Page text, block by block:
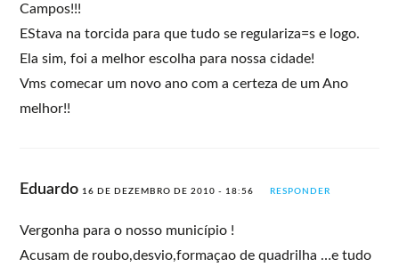
Campos!!!
EStava na torcida para que tudo se regulariza=s e logo.
Ela sim, foi a melhor escolha para nossa cidade!
Vms comecar um novo ano com a certeza de um Ano
melhor!!
Eduardo 16 DE DEZEMBRO DE 2010 - 18:56 RESPONDER
Vergonha para o nosso município !
Acusam de roubo,desvio,formaçao de quadrilha …e tudo